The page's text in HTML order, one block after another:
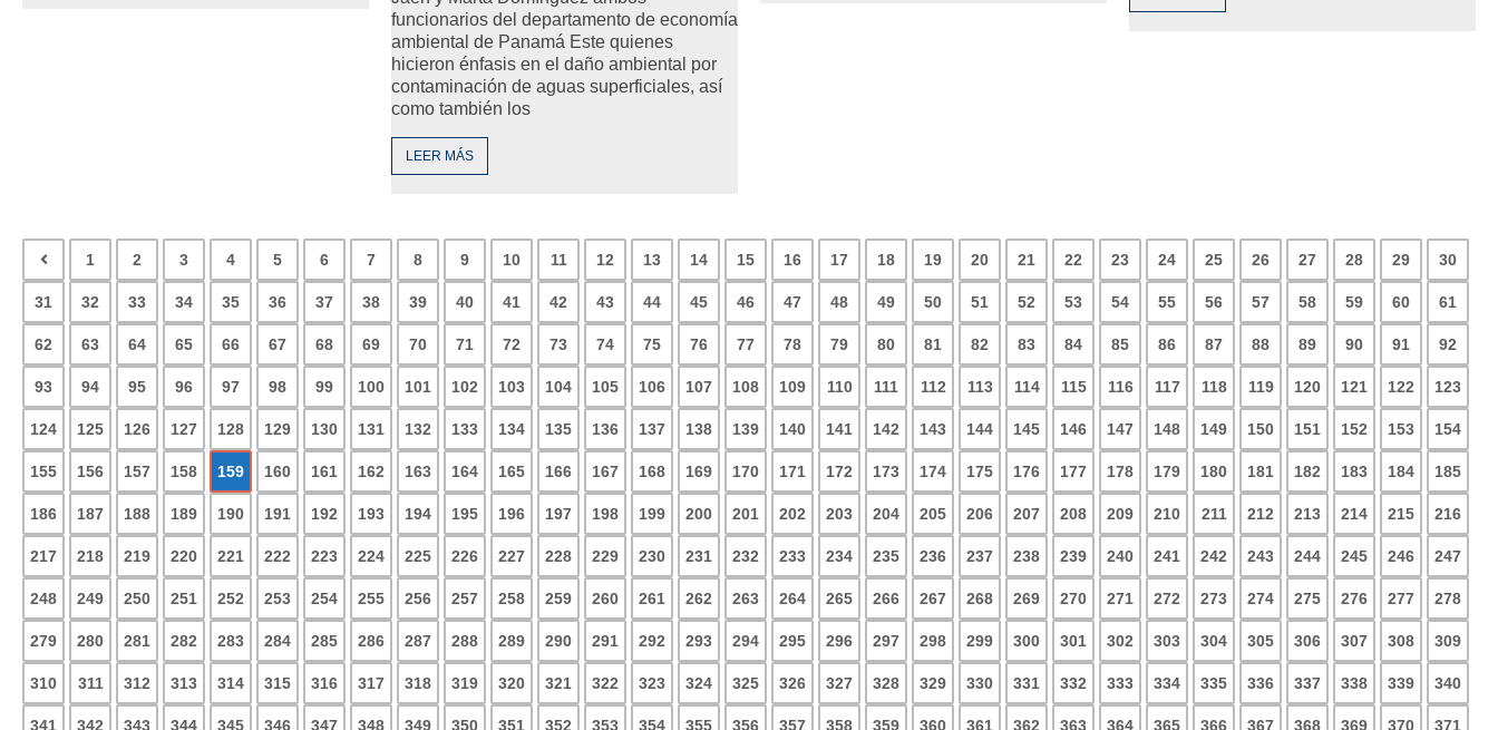
funcionarios del departamento de economía
ambiental de Panamá Este quienes
hicieron énfasis en el daño ambiental por
contaminación de aguas superficiales, así
como también los
LEER MÁS
1 2 3 4 5 6 7 8 9 10 11 12 13 14 15 16 17 18 19 20 21 22 23 24 25 26 27 28 29 30
31 32 33 34 35 36 37 38 39 40 41 42 43 44 45 46 47 48 49 50 51 52 53 54 55 56 57 58 59 60 61
62 63 64 65 66 67 68 69 70 71 72 73 74 75 76 77 78 79 80 81 82 83 84 85 86 87 88 89 90 91 92
93 94 95 96 97 98 99 100 101 102 103 104 105 106 107 108 109 110 111 112 113 114 115 116 117 118 119 120 121 122 123
124 125 126 127 128 129 130 131 132 133 134 135 136 137 138 139 140 141 142 143 144 145 146 147 148 149 150 151 152 153 154
155 156 157 158 159 160 161 162 163 164 165 166 167 168 169 170 171 172 173 174 175 176 177 178 179 180 181 182 183 184 185
186 187 188 189 190 191 192 193 194 195 196 197 198 199 200 201 202 203 204 205 206 207 208 209 210 211 212 213 214 215 216
217 218 219 220 221 222 223 224 225 226 227 228 229 230 231 232 233 234 235 236 237 238 239 240 241 242 243 244 245 246 247
248 249 250 251 252 253 254 255 256 257 258 259 260 261 262 263 264 265 266 267 268 269 270 271 272 273 274 275 276 277 278
279 280 281 282 283 284 285 286 287 288 289 290 291 292 293 294 295 296 297 298 299 300 301 302 303 304 305 306 307 308 309
310 311 312 313 314 315 316 317 318 319 320 321 322 323 324 325 326 327 328 329 330 331 332 333 334 335 336 337 338 339 340
341 342 343 344 345 346 347 348 349 350 351 352 353 354 355 356 357 358 359 360 361 362 363 364 365 366 367 368 369 370 371